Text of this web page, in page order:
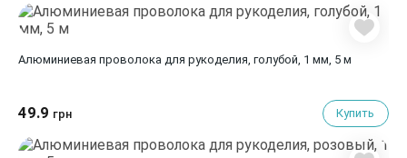
Алюминиевая проволока для рукоделия, голубой, 1 мм, 5 м
49.9 грн Купить